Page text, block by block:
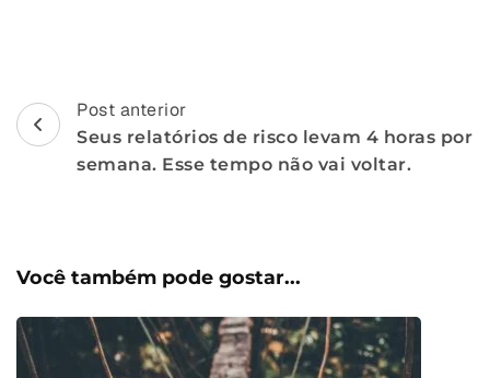
Navegação
de
Post anterior
Seus relatórios de risco levam 4 horas por
semana. Esse tempo não vai voltar.
Você também pode gostar...